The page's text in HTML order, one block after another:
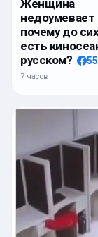
Женщина
недоумевает
почему до
есть
русском?
55
7 часов